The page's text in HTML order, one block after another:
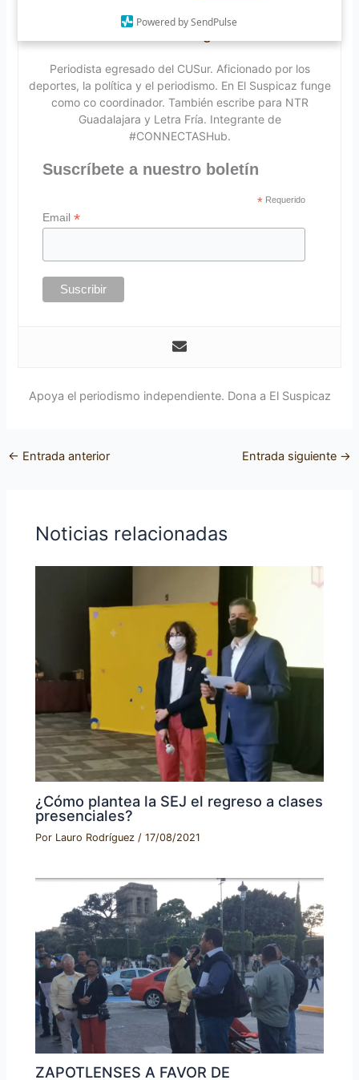
Powered by SendPulse
Periodista egresado del CUSur. Aficionado por los
deportes, la política y el periodismo. En El Suspicaz funge
como co coordinador. También escribe para NTR
Guadalajara y Letra Fría. Integrante de
#CONNECTASHub.
Suscríbete a nuestro boletín
*Requerido
Email*
Apoya el periodismo independiente. Dona a El Suspicaz
← Entrada anterior Entrada siguiente →
Noticias relacionadas
¿Cómo plantea la SEJ el regreso a clases
presenciales?
Por Lauro Rodríguez/17/08/2021
ZAPOTLENSES A FAVOR DE